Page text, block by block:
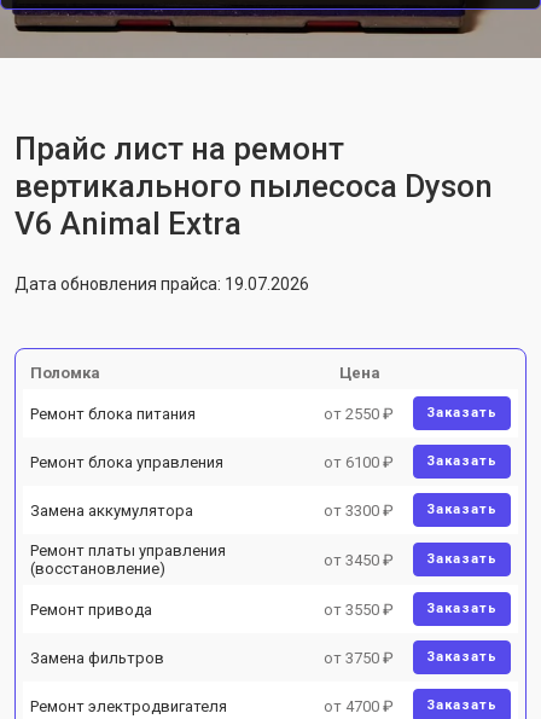
Прайс лист на ремонт
вертикального пылесоса Dyson
V6 Animal Extra
Дата обновления прайса: 19.07.2026
Поломка Цена
Ремонт блока питания от 2550 ₽ Заказать
Ремонт блока управления от 6100 ₽ Заказать
Замена аккумулятора от 3300 ₽ Заказать
Ремонт платы управления
(восстановление)
от 3450 ₽ Заказать
Ремонт привода от 3550 ₽ Заказать
Замена фильтров от 3750 ₽ Заказать
Ремонт электродвигателя от 4700 ₽ Заказать